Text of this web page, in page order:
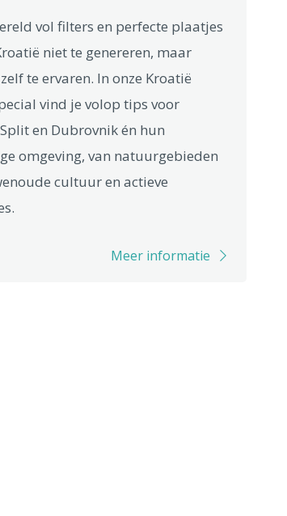
vol filters en perfecte plaatjes
niet te genereren, maar
te ervaren. In onze Kroatië
vind je volop tips voor
en Dubrovnik én hun
omgeving, van natuurgebieden
cultuur en actieve
Meer informatie